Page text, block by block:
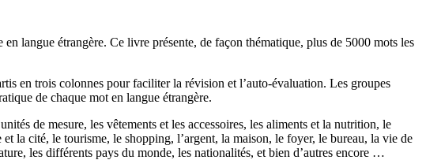
langue étrangère. Ce livre présente, de façon thématique, plus de 5000 mots les
en trois colonnes pour faciliter la révision et l’auto-évaluation. Les groupes
de chaque mot en langue étrangère.
de mesure, les vêtements et les accessoires, les aliments et la nutrition, le
la cité, le tourisme, le shopping, l’argent, la maison, le foyer, le bureau, la vie de
les différents pays du monde, les nationalités, et bien d’autres encore …